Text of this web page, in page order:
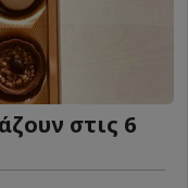
στις 6